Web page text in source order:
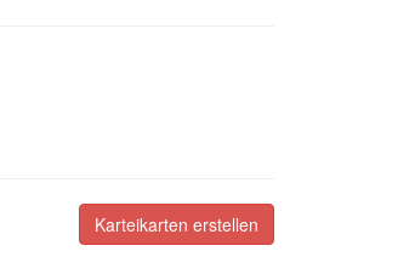
Karteikarten erstellen